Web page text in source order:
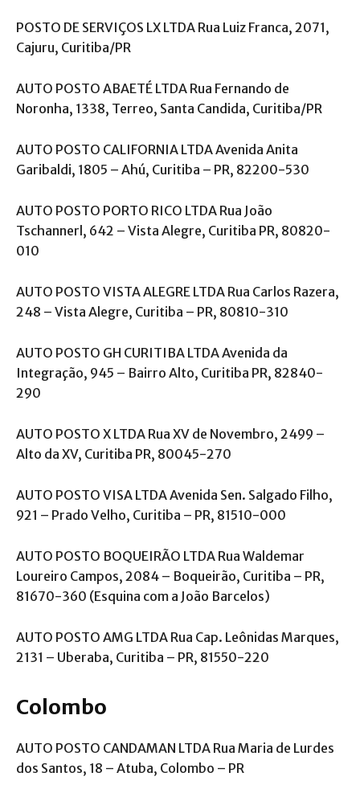
POSTO DE SERVIÇOS LX LTDA Rua Luiz Franca, 2071,
Cajuru, Curitiba/PR
AUTO POSTO ABAETÉ LTDA Rua Fernando de
Noronha, 1338, Terreo, Santa Candida, Curitiba/PR
AUTO POSTO CALIFORNIA LTDA Avenida Anita
Garibaldi, 1805 – Ahú, Curitiba – PR, 82200-530
AUTO POSTO PORTO RICO LTDA Rua João
Tschannerl, 642 – Vista Alegre, Curitiba PR, 80820-
010
AUTO POSTO VISTA ALEGRE LTDA Rua Carlos Razera,
248 – Vista Alegre, Curitiba – PR, 80810-310
AUTO POSTO GH CURITIBA LTDA Avenida da
Integração, 945 – Bairro Alto, Curitiba PR, 82840-
290
AUTO POSTO X LTDA Rua XV de Novembro, 2499 –
Alto da XV, Curitiba PR, 80045-270
AUTO POSTO VISA LTDA Avenida Sen. Salgado Filho,
921 – Prado Velho, Curitiba – PR, 81510-000
AUTO POSTO BOQUEIRÃO LTDA Rua Waldemar
Loureiro Campos, 2084 – Boqueirão, Curitiba – PR,
81670-360 (Esquina com a João Barcelos)
AUTO POSTO AMG LTDA Rua Cap. Leônidas Marques,
2131 – Uberaba, Curitiba – PR, 81550-220
Colombo
AUTO POSTO CANDAMAN LTDA Rua Maria de Lurdes
dos Santos, 18 – Atuba, Colombo – PR